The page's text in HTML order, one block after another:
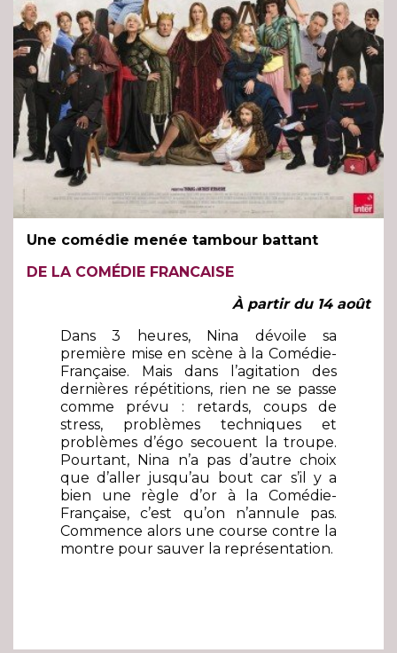
Une comédie menée tambour battant
DE LA COMÉDIE FRANCAISE
À partir du 14 août
Dans 3 heures, Nina dévoile sa
première mise en scène à la Comédie-
Française. Mais dans l’agitation des
dernières répétitions, rien ne se passe
comme prévu : retards, coups de
stress, problèmes techniques et
problèmes d’égo secouent la troupe.
Pourtant, Nina n’a pas d’autre choix
que d’aller jusqu’au bout car s’il y a
bien une règle d’or à la Comédie-
Française, c’est qu’on n’annule pas.
Commence alors une course contre la
montre pour sauver la représentation.